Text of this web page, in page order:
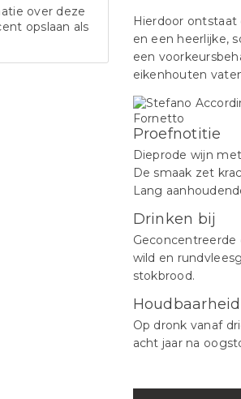
over deze
opslaan als
Hierdoor
en een heerlijke,
een
eikenhouten
Proefnotitie
Dieprode wijn
De smaak zet
Lang
Drinken bij
Geconcentreerde
wild en
stokbrood.
Houdbaarheid
Op dronk vanaf
acht jaar na